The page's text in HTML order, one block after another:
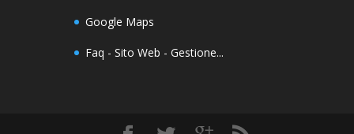
Google Maps
Faq - Sito Web - Gestione...